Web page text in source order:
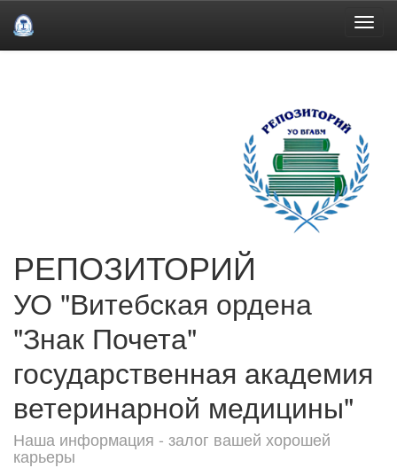
РЕПОЗИТОРИЙ
УО "Витебская ордена
"Знак Почета"
государственная академия
ветеринарной медицины"
Наша информация - залог вашей хорошей
карьеры